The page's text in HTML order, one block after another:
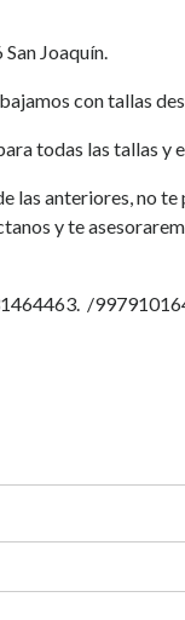
Joaquín.
con tallas
todas las tallas y
las anteriores, no
y te
/